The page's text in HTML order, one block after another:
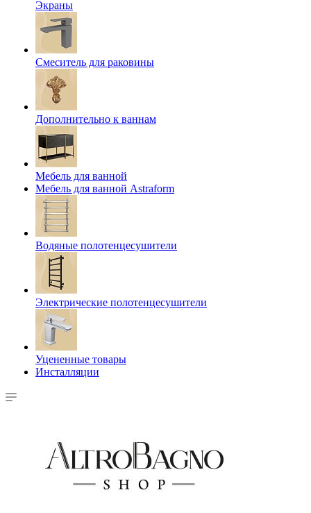
Экраны
Смеситель для раковины
Дополнительно к ваннам
Мебель для ванной
Мебель для ванной Astraform
Водяные полотенцесушители
Электрические полотенцесушители
Уцененные товары
Инсталляции